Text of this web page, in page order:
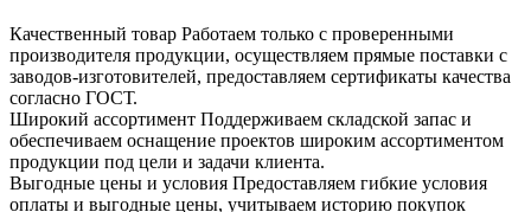
Качественный товар Работаем только с проверенными
производителя продукции, осуществляем прямые поставки с
заводов-изготовителей, предоставляем сертификаты качества
согласно ГОСТ.
Широкий ассортимент Поддерживаем складской запас и
обеспечиваем оснащение проектов широким ассортиментом
продукции под цели и задачи клиента.
Выгодные цены и условия Предоставляем гибкие условия
оплаты и выгодные цены, учитываем историю покупок